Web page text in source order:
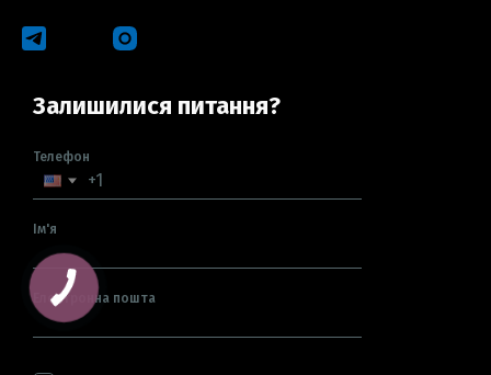
Залишилися питання?
Телефон
Ім'я
Електронна пошта